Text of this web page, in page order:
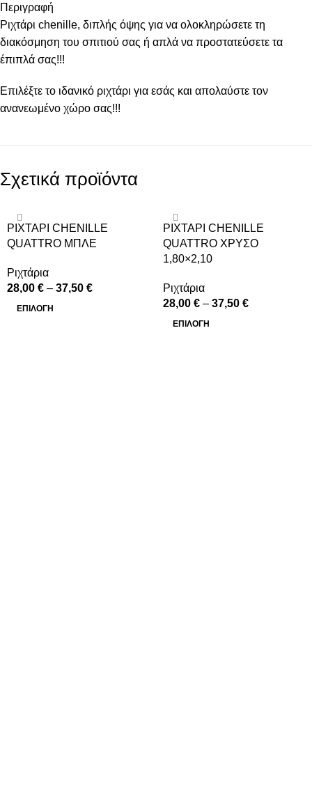
Περιγραφή
Ριχτάρι chenille, διπλής όψης για να ολοκληρώσετε τη
διακόσμηση του σπιτιού σας ή απλά να προστατεύσετε τα
έπιπλά σας!!!
Επιλέξτε το ιδανικό ριχτάρι για εσάς και απολαύστε τον
ανανεωμένο χώρο σας!!!
Σχετικά προϊόντα
ΡΙΧΤΆΡΙ CHENILLE
QUATTRO ΜΠΛΕ
Ριχτάρια
28,00 € – 37,50 €
ΕΠΙΛΟΓΉ
ΡΙΧΤΆΡΙ CHENILLE
QUATTRO ΧΡΥΣΌ
1,80×2,10
Ριχτάρια
28,00 € – 37,50 €
ΕΠΙΛΟΓΉ